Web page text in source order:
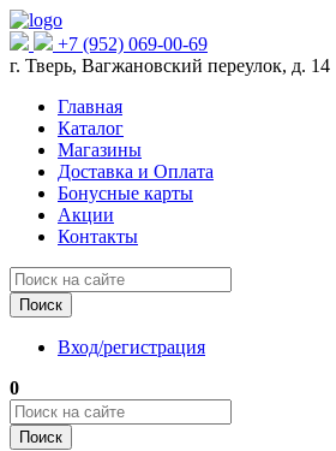
+7 (952) 069-00-69
г. Тверь, Вагжановский переулок, д. 14
Главная
Каталог
Магазины
Доставка и Оплата
Бонусные карты
Акции
Контакты
Поиск
Вход/регистрация
0
Поиск